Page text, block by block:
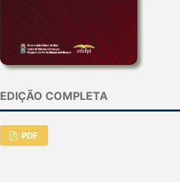
EDIÇÃO COMPLETA
PDF